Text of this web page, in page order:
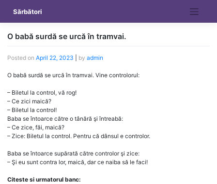
content
Sărbători
O babă surdă se urcă în tramvai.
Posted on April 22, 2023 by admin
O babă surdă se urcă în tramvai. Vine controlorul:
– Biletul la control, vă rog!
– Ce zici maică?
– Biletul la control!
Baba se întoarce către o tânără şi întreabă:
– Ce zice, făi, maică?
– Zice: Biletul la control. Pentru că dânsul e controlor.
Baba se întoarce supărată către controlor şi zice:
– Şi eu sunt contra lor, maică, dar ce naiba să le faci!
Citeste si urmatorul banc: